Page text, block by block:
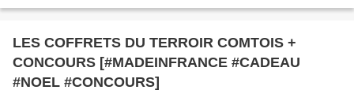
LES COFFRETS DU TERROIR COMTOIS +
CONCOURS [#MADEINFRANCE #CADEAU
#NOEL #CONCOURS]